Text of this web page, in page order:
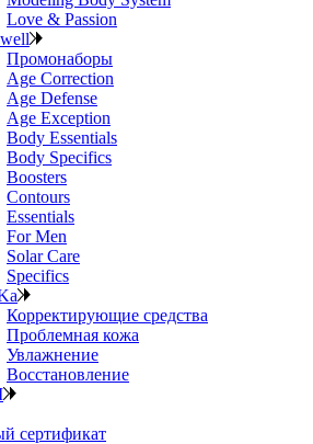
Love & Passion
Промонаборы
Age Correction
Age Defense
Age Exception
Body Essentials
Body Specifics
Boosters
Contours
Essentials
For Men
Solar Care
Specifics
Корректирующие средства
Проблемная кожа
Увлажнение
Восстановление
сертификат